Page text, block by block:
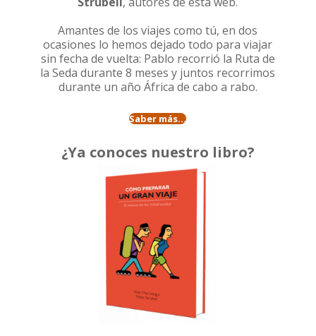
Amantes de los viajes como tú, en dos
ocasiones lo hemos dejado todo para viajar
sin fecha de vuelta: Pablo recorrió la Ruta de
la Seda durante 8 meses y juntos recorrimos
durante un año África de cabo a rabo.
Saber más...
¿Ya conoces nuestro libro?